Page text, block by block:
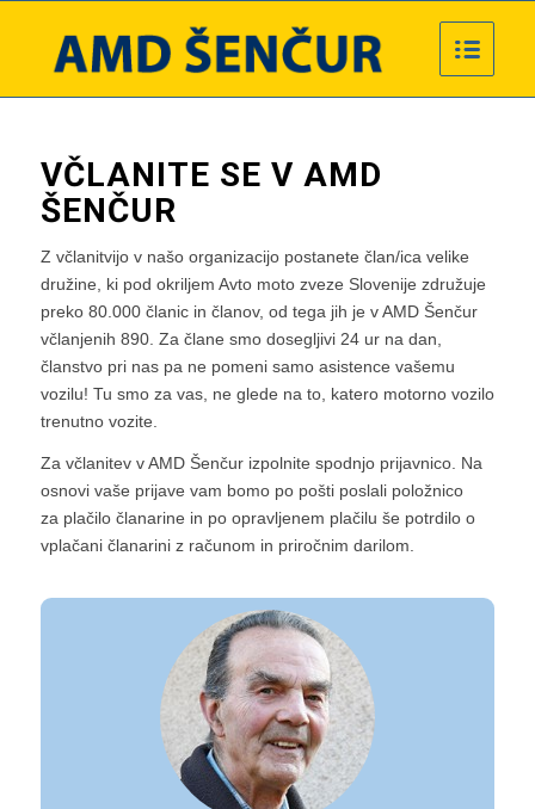
VČLANITE SE V AMD
ŠENČUR
Z včlanitvijo v našo organizacijo postanete član/ica velike
družine, ki pod okriljem Avto moto zveze Slovenije združuje
preko 80.000 članic in članov, od tega jih je v AMD Šenčur
včlanjenih 890. Za člane smo dosegljivi 24 ur na dan,
članstvo pri nas pa ne pomeni samo asistence vašemu
vozilu! Tu smo za vas, ne glede na to, katero motorno vozilo
trenutno vozite.
Za včlanitev v AMD Šenčur izpolnite spodnjo prijavnico. Na
osnovi vaše prijave vam bomo po pošti poslali položnico
za plačilo članarine in po opravljenem plačilu še potrdilo o
vplačani članarini z računom in priročnim darilom.